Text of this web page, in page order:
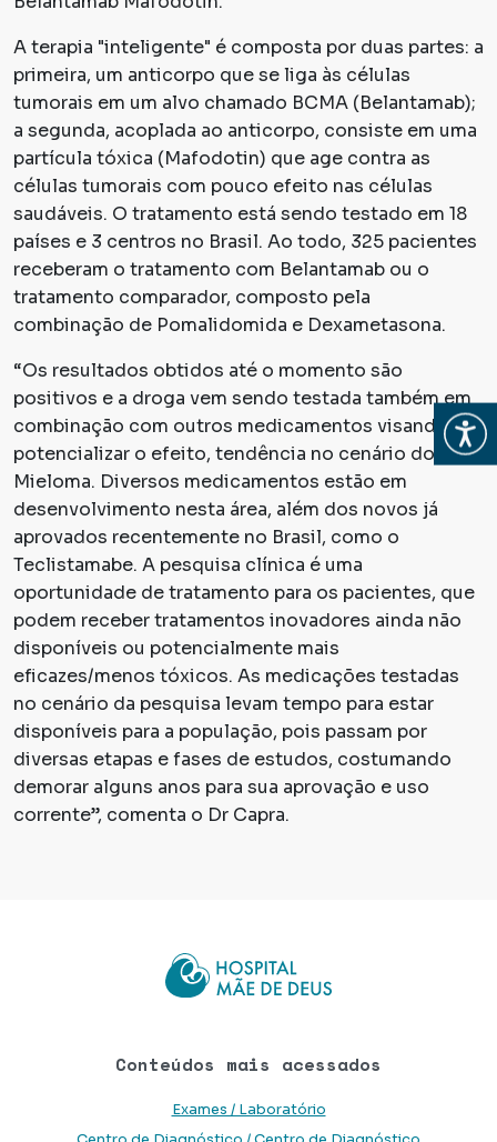
Abrir
A terapia "inteligente" é composta por duas partes: a
primeira, um anticorpo que se liga às células
tumorais em um alvo chamado BCMA (Belantamab);
a segunda, acoplada ao anticorpo, consiste em uma
partícula tóxica (Mafodotin) que age contra as
células tumorais com pouco efeito nas células
saudáveis. O tratamento está sendo testado em 18
países e 3 centros no Brasil. Ao todo, 325 pacientes
receberam o tratamento com Belantamab ou o
tratamento comparador, composto pela
combinação de Pomalidomida e Dexametasona.
“Os resultados obtidos até o momento são
positivos e a droga vem sendo testada também em
combinação com outros medicamentos visando
potencializar o efeito, tendência no cenário do
Mieloma. Diversos medicamentos estão em
desenvolvimento nesta área, além dos novos já
aprovados recentemente no Brasil, como o
Teclistamabe. A pesquisa clínica é uma
oportunidade de tratamento para os pacientes, que
podem receber tratamentos inovadores ainda não
disponíveis ou potencialmente mais
eficazes/menos tóxicos. As medicações testadas
no cenário da pesquisa levam tempo para estar
disponíveis para a população, pois passam por
diversas etapas e fases de estudos, costumando
demorar alguns anos para sua aprovação e uso
corrente”, comenta o Dr Capra.
Conteúdos mais acessados
Exames / Laboratório